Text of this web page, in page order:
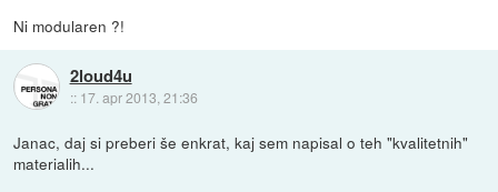
Ni modularen ?!
2loud4u
:: 17. apr 2013, 21:36
Janac, daj si preberi še enkrat, kaj sem napisal o teh "kvalitetnih"
materialih...